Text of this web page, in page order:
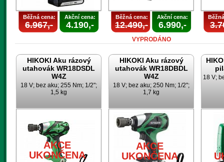
Běžná cena:
6.967,-
Akční cena:
4.190,-
Běžná cena:
12.490,-
Akční cena:
6.990,-
VYPRODÁNO
HIKOKI Aku rázový
utahovák WR18DSDL
W4Z
18 V; bez aku; 255 Nm; 1/2";
1,5 kg
AKCE
UKONČENA
HIKOKI Aku rázový
utahovák WR18DBDL
W4Z
18 V; bez aku; 250 Nm; 1/2";
1,7 kg
AKCE
UKONČENA
18 V;